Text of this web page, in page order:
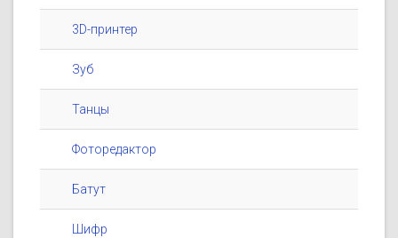
3D-принтер
Зуб
Танцы
Фоторедактор
Батут
Шифр